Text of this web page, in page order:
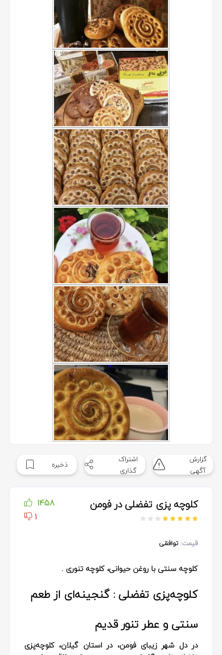
گزارش
آگهی
اشتراک
گذاری
ذخیره
کلوچه پزی تفضلی در فومن
1458
1
قیمت: توافقی
کلوچه سنتی با روغن حیوانی، کلوچه تنوری .
کلوچه‌پزی تفضلی : گنجینه‌ای از طعم
سنتی و عطر تنور قدیم
در دل شهر زیبای فومن، در استان گیلان، کلوچه‌پزی